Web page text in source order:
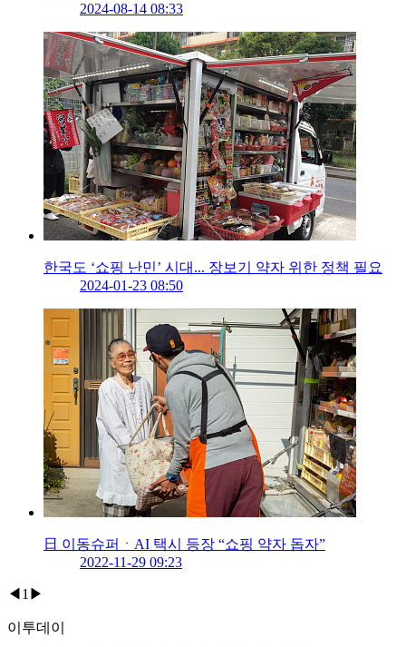
2024-08-14 08:33
한국도 ‘쇼핑 난민’ 시대... 장보기 약자 위한 정책 필요
2024-01-23 08:50
日 이동슈퍼ㆍAI 택시 등장 “쇼핑 약자 돕자”
2022-11-29 09:23
◀ 1 ▶
이투데이